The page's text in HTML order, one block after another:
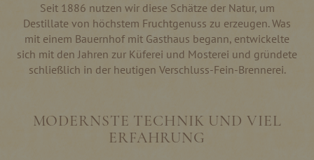
Seit 1886 nutzen wir diese Schätze der Natur, um
Destillate von höchstem Fruchtgenuss zu erzeugen. Was
mit einem Bauernhof mit Gasthaus begann, entwickelte
sich mit den Jahren zur Küferei und Mosterei und gründete
schließlich in der heutigen Verschluss-Fein-Brennerei.
MODERNSTE TECHNIK UND VIEL
ERFAHRUNG